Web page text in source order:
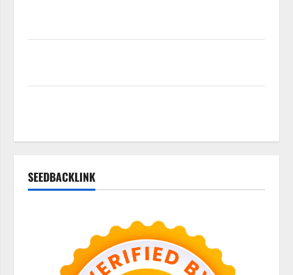
SEEDBACKLINK